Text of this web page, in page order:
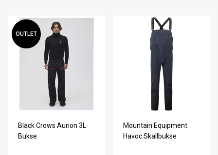
OUTLET
Black Crows Aurion 3L
Bukse
Mountain Equipment
Havoc Skallbukse